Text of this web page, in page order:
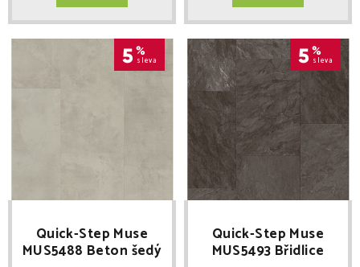
5 %
sleva
Quick-Step Muse
MUS5488 Beton šedý
5 %
sleva
Quick-Step Muse
MUS5493 Břidlice